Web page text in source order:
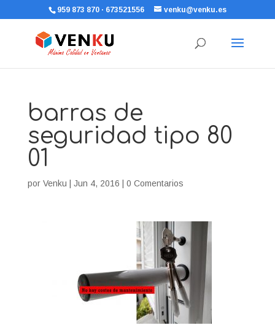
959 873 870 · 673521556 venku@venku.es
barras de
seguridad tipo 80
01
por Venku Jun 4, 2016 0 Comentarios